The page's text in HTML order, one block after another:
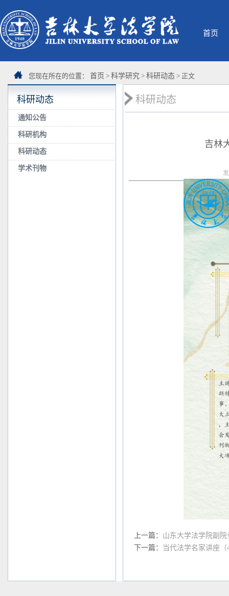
首页
您现在所在的位置： 首页 > 科学研究 > 科研动态 > 正文
科研动态
通知公告
科研机构
科研动态
学术刊物
科研动态
吉林
上一篇： 山东大学法学院副
下一篇：
当代法学名家讲座